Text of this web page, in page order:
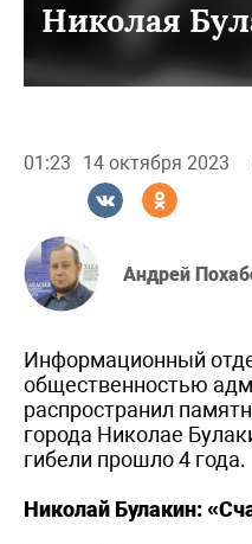
Николая
01:23 14 октября 2023
Андрей
Информационный
общественностью
распространил
города Николае
гибели прошло 4 года.
Николай Булакин: